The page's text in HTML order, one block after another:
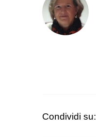
Condividi su: